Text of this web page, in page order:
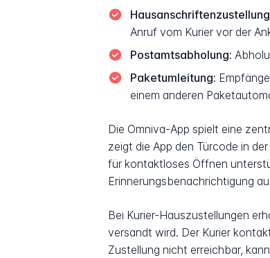
Anruf vom Kurier vor der
Postamtsabholung:
Paketumleitung:
einem anderen
Die Omniva-App spielt eine
zeigt die App den Türcode in
für kontaktloses Öffnen
Erinnerungsbenachrichtigung
Bei Kurier-Hauszustellungen
versandt wird. Der Kurier
Zustellung nicht erreichbar,